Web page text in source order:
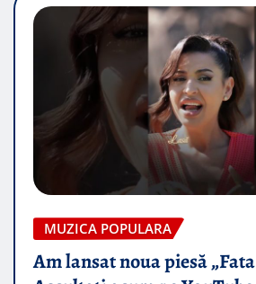
MUZICA POPULARA
Am lansat noua piesă